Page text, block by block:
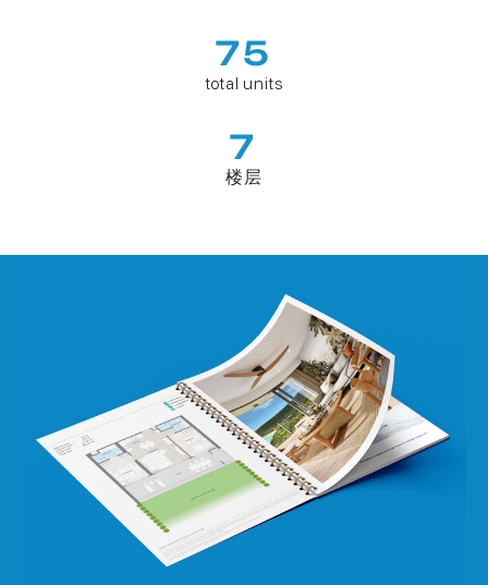
75
total units
7
楼层